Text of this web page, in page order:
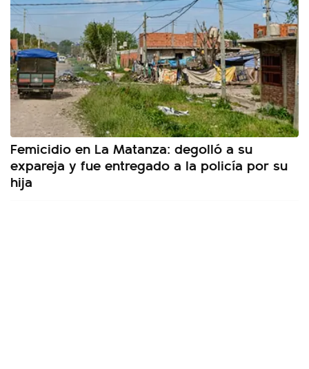
Femicidio en La Matanza: degolló a su
expareja y fue entregado a la policía por su
hija